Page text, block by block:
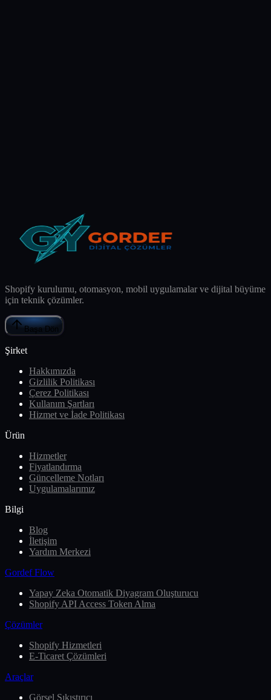
Shopify kurulumu, otomasyon, mobil uygulamalar ve dijital büyüme
için teknik çözümler.
Başa Dön
Şirket
Hakkımızda
Gizlilik Politikası
Çerez Politikası
Kullanım Şartları
Hizmet ve İade Politikası
Ürün
Hizmetler
Fiyatlandırma
Güncelleme Notları
Uygulamalarımız
Bilgi
Blog
İletişim
Yardım Merkezi
Gordef Flow
Yapay Zeka Otomatik Diyagram Oluşturucu
Shopify API Access Token Alma
Çözümler
Shopify Hizmetleri
E-Ticaret Çözümleri
Araçlar
Görsel Sıkıştırıcı